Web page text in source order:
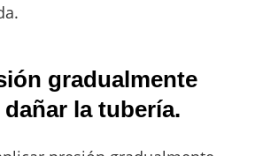
gradualmente
la tubería.